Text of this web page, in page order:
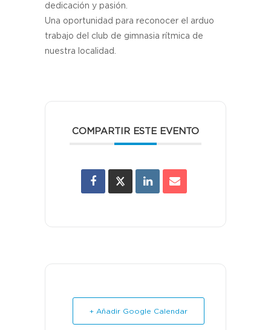
dedicación y pasión.
Una oportunidad para reconocer el arduo
trabajo del club de gimnasia rítmica de
nuestra localidad.
COMPARTIR ESTE EVENTO
+ Añadir Google Calendar